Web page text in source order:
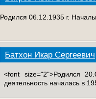
Родился 06.12.1935 г.
Батхон Икар Сергеевич
<font size="2">Родился
деятельность началась в